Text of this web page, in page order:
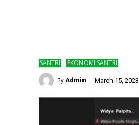
SANTRI EKONOMI SANTRI
By Admin March 15, 2023